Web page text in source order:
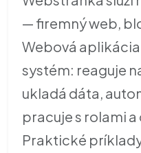
— firemný web,
Webová
systém: reaguje
ukladá dáta,
pracuje s rolami
Praktické